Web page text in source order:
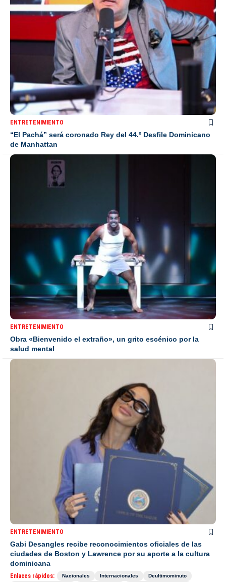
ENTRETENIMIENTO
“El Pachá” será coronado Rey del 44.º Desfile Dominicano
de Manhattan
ENTRETENIMIENTO
Obra «Bienvenido el extraño», un grito escénico por la
salud mental
ENTRETENIMIENTO
Gabi Desangles recibe reconocimientos oficiales de las
ciudades de Boston y Lawrence por su aporte a la cultura
dominicana
Enlaces rápidos: Nacionales Internacionales
Deultimominuto